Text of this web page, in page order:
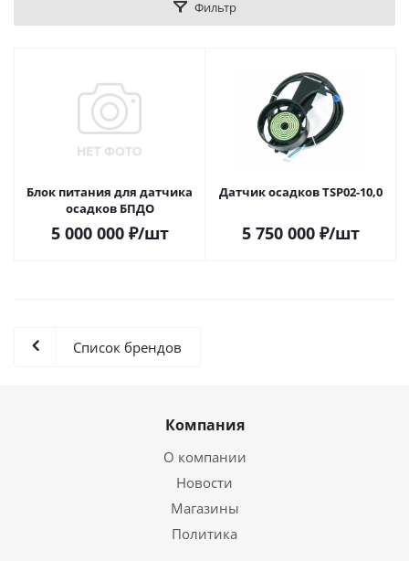
Фильтр
Блок питания для датчика
осадков БПДО
5 000 000₽/шт
Датчик осадков TSP02-10,0
5 750 000₽/шт
Список брендов
Компания
О компании
Новости
Магазины
Политика